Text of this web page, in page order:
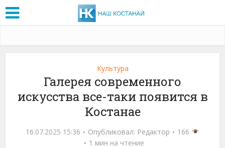
Культура
Галерея современного
искусства все-таки появится в
Костанае
16.07.2025 15:36 Опубликовал: Редактор
166
1 мин на чтение